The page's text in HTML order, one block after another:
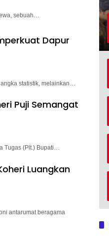
sebuah…
Dapur
statistik, melainkan…
Puji Semangat
Tugas (Plt.) Bupati…
Luangkan
antarumat beragama